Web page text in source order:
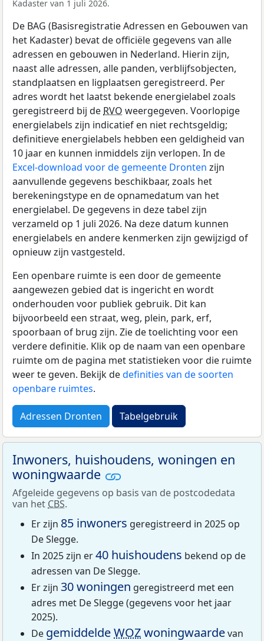
Kadaster van 1 juli 2026.
De BAG (Basisregistratie Adressen en Gebouwen van
het Kadaster) bevat de officiële gegevens van alle
adressen en gebouwen in Nederland. Hierin zijn,
naast alle adressen, alle panden, verblijfsobjecten,
standplaatsen en ligplaatsen geregistreerd. Per
adres wordt het laatst bekende energielabel zoals
geregistreerd bij de RVO weergegeven. Voorlopige
energielabels zijn indicatief en niet rechtsgeldig;
definitieve energielabels hebben een geldigheid van
10 jaar en kunnen inmiddels zijn verlopen. In de
Excel-download voor de gemeente Dronten zijn
aanvullende gegevens beschikbaar, zoals het
berekeningstype en de opnamedatum van het
energielabel. De gegevens in deze tabel zijn
verzameld op 1 juli 2026. Na deze datum kunnen
energielabels en andere kenmerken zijn gewijzigd of
opnieuw zijn vastgesteld.
Een openbare ruimte is een door de gemeente
aangewezen gebied dat is ingericht en wordt
onderhouden voor publiek gebruik. Dit kan
bijvoorbeeld een straat, weg, plein, park, erf,
spoorbaan of brug zijn. Zie de toelichting voor een
verdere definitie. Klik op de naam van een openbare
ruimte om de pagina met statistieken voor die ruimte
weer te geven. Bekijk dedefinities van de soorten
openbare ruimtes.
Adressen Dronten Tabelgebruik
Inwoners, huishoudens, woningen en
woningwaarde
Afgeleide gegevens op basis van de postcodedata
van het CBS.
Er zijn 85 inwoners geregistreerd in 2025 op
De Slegge.
In 2025 zijn er40 huishoudens bekend op de
adressen van De Slegge.
Er zijn 30 woningen geregistreerd met een
adres met De Slegge (gegevens voor het jaar
2025).
De gemiddeldeWOZwoningwaardevan